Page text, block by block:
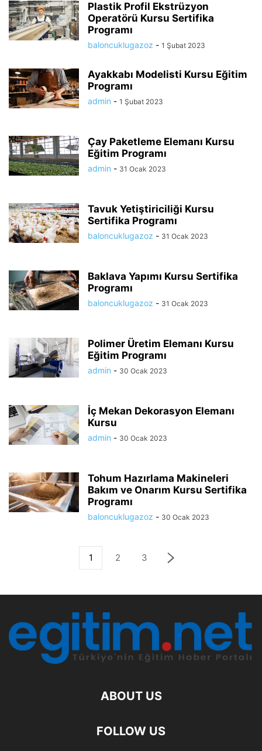
Plastik Profil Ekstrüzyon
Operatörü Kursu Sertifika
Programı
baloncuklugazoz - 1 Şubat 2023
Ayakkabı Modelisti Kursu Eğitim
Programı
admin - 1 Şubat 2023
Çay Paketleme Elemanı Kursu
Eğitim Programı
admin - 31 Ocak 2023
Tavuk Yetiştiriciliği Kursu
Sertifika Programı
baloncuklugazoz - 31 Ocak 2023
Baklava Yapımı Kursu Sertifika
Programı
baloncuklugazoz - 31 Ocak 2023
Polimer Üretim Elemanı Kursu
Eğitim Programı
admin - 30 Ocak 2023
İç Mekan Dekorasyon Elemanı
Kursu
admin - 30 Ocak 2023
Tohum Hazırlama Makineleri
Bakım ve Onarım Kursu Sertifika
Programı
baloncuklugazoz - 30 Ocak 2023
1 2 3
ABOUT US
FOLLOW US